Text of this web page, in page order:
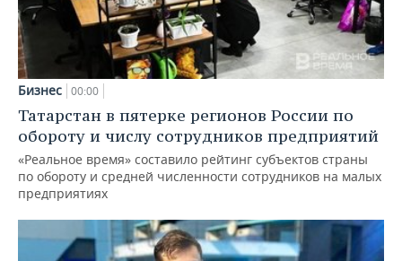
Бизнес 00:00
Татарстан в пятерке регионов России по
обороту и числу сотрудников предприятий
«Реальное время» составило рейтинг субъектов страны
по обороту и средней численности сотрудников на малых
предприятиях